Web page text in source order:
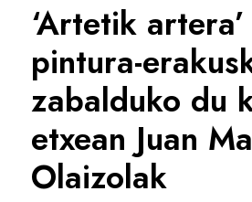
‘Artetik
pintura-
zabalduko du
etxean Juan
Olaizolak